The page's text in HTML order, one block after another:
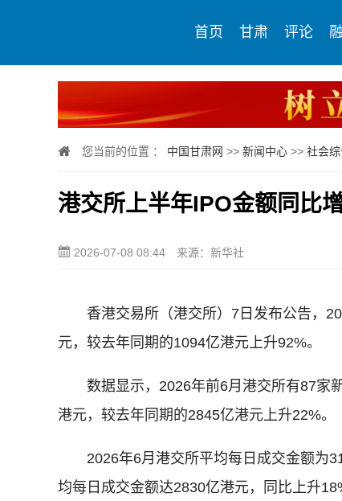
首页 甘肃 评论
您当前的位置 ： 中国甘肃网 >> 新闻中心 >> 社会
港交所上半年IPO金额同比
2026-07-08 08:44 来源：新华社
香港交易所（港交所）7日发布公告，
元，较去年同期的1094亿港元上升92%。
数据显示，2026年前6月港交所有87家
港元，较去年同期的2845亿港元上升22%。
2026年6月港交所平均每日成交金额为
均每日成交金额达2830亿港元，同比上升